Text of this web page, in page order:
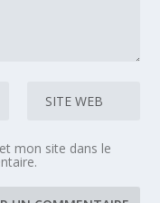
mon site dans le